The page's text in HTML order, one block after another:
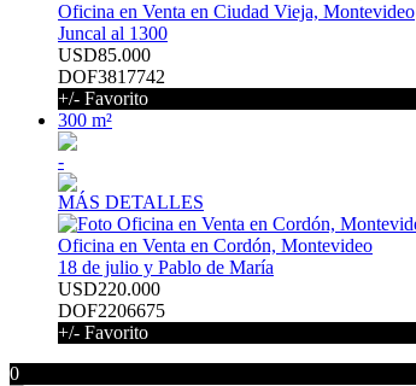
Oficina en Venta en Ciudad Vieja, Montevideo
Juncal al 1300
USD85.000
DOF3817742
+/- Favorito
300 m²
-
MÁS DETALLES
Oficina en Venta en Cordón, Montevideo
18 de julio y Pablo de María
USD220.000
DOF2206675
+/- Favorito
0